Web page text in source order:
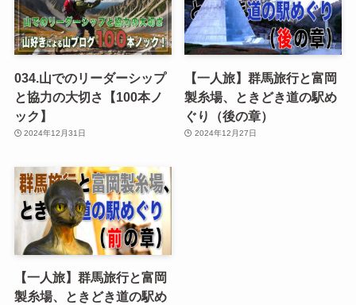
034.山でのリーダーシップ
と協力の大切さ【100本ノ
ック】
2024年12月31日
【一人旅】群馬旅行と富岡
製糸場、ときどき道の駅め
ぐり（後の章）
2024年12月27日
【一人旅】群馬旅行と富岡
製糸場、ときどき道の駅め